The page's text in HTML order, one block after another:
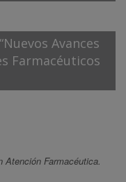
Avances
Farmacéuticos
Atención Farmacéutica.